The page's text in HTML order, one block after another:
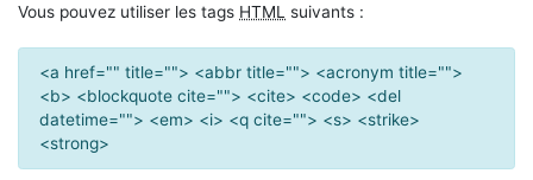
Vous pouvez utiliser les tags HTML suivants :
<a href="" title=""> <abbr title=""> <acronym title="">
<b> <blockquote cite=""> <cite> <code> <del
datetime=""> <em> <i> <q cite=""> <s> <strike>
<strong>